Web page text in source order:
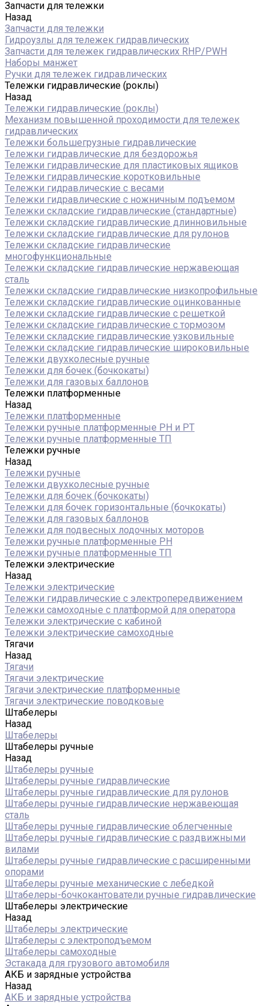
Запчасти для тележки
Назад
Запчасти для тележки
Гидроузлы для тележек гидравлических
Запчасти для тележек гидравлических RHP/PWH
Наборы манжет
Ручки для тележек гидравлических
Тележки гидравлические (роклы)
Назад
Тележки гидравлические (роклы)
Механизм повышенной проходимости для тележек
гидравлических
Тележки большегрузные гидравлические
Тележки гидравлические для бездорожья
Тележки гидравлические для пластиковых ящиков
Тележки гидравлические коротковильные
Тележки гидравлические с весами
Тележки гидравлические с ножничным подъемом
Тележки складские гидравлические (стандартные)
Тележки складские гидравлические длинновильные
Тележки складские гидравлические для рулонов
Тележки складские гидравлические
многофункциональные
Тележки складские гидравлические нержавеющая
сталь
Тележки складские гидравлические низкопрофильные
Тележки складские гидравлические оцинкованные
Тележки складские гидравлические с решеткой
Тележки складские гидравлические с тормозом
Тележки складские гидравлические узковильные
Тележки складские гидравлические широковильные
Тележки двухколесные ручные
Тележки для бочек (бочкокаты)
Тележки для газовых баллонов
Тележки платформенные
Назад
Тележки платформенные
Тележки ручные платформенные PH и PT
Тележки ручные платформенные ТП
Тележки ручные
Назад
Тележки ручные
Тележки двухколесные ручные
Тележки для бочек (бочкокаты)
Тележки для бочек горизонтальные (бочкокаты)
Тележки для газовых баллонов
Тележки для подвесных лодочных моторов
Тележки ручные платформенные PH
Тележки ручные платформенные ТП
Тележки электрические
Назад
Тележки электрические
Тележки гидравлические с электропередвижением
Тележки самоходные с платформой для оператора
Тележки электрические с кабиной
Тележки электрические самоходные
Тягачи
Назад
Тягачи
Тягачи электрические
Тягачи электрические платформенные
Тягачи электрические поводковые
Штабелеры
Назад
Штабелеры
Штабелеры ручные
Назад
Штабелеры ручные
Штабелеры ручные гидравлические
Штабелеры ручные гидравлические для рулонов
Штабелеры ручные гидравлические нержавеющая
сталь
Штабелеры ручные гидравлические облегченные
Штабелеры ручные гидравлические с раздвижными
вилами
Штабелеры ручные гидравлические с расширенными
опорами
Штабелеры ручные механические с лебедкой
Штабелеры-бочкокантователи ручные гидравлические
Штабелеры электрические
Назад
Штабелеры электрические
Штабелеры с электроподъемом
Штабелеры самоходные
Эстакада для грузового автомобиля
АКБ и зарядные устройства
Назад
АКБ и зарядные устройства